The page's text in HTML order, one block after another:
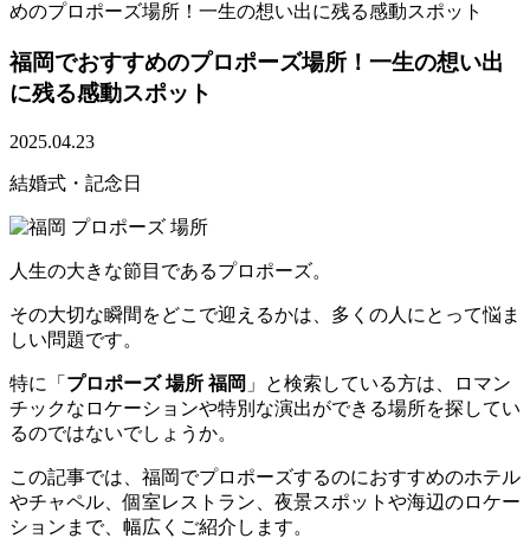
めのプロポーズ場所！一生の想い出に残る感動スポット
福岡でおすすめのプロポーズ場所！一生の想い出
に残る感動スポット
2025.04.23
結婚式・記念日
人生の大きな節目であるプロポーズ。
その大切な瞬間をどこで迎えるかは、多くの人にとって悩ま
しい問題です。
特に「 プロポーズ 場所 福岡 」と検索している方は、ロマン
チックなロケーションや特別な演出ができる場所を探してい
るのではないでしょうか。
この記事では、福岡でプロポーズするのにおすすめのホテル
やチャペル、個室レストラン、夜景スポットや海辺のロケー
ションまで、幅広くご紹介します。